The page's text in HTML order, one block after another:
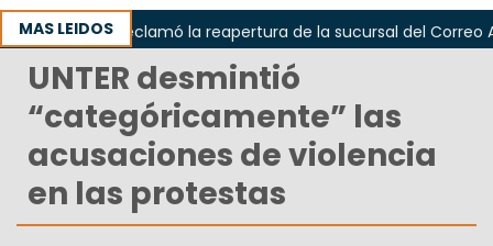
MAS LEIDOS
Odarda reclamó la reapertura de la sucursal del Correo
UNTER desmintió
“categóricamente” las
acusaciones de violencia
en las protestas